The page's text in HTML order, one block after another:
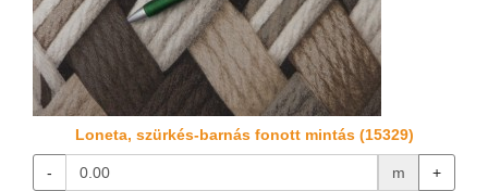
Loneta, szürkés-barnás fonott mintás (15329)
- m +